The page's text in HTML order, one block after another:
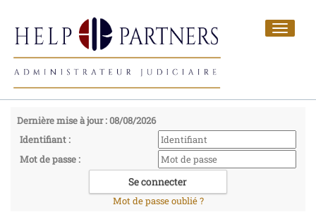
Toggle
Dernière mise à jour : 08/08/2026
Identifiant :
Mot de passe :
Mot de passe oublié ?